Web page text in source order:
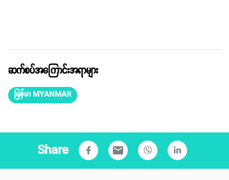
ဆက်စပ်အကြောင်းအရာများ
မြန်မာ MYANMAR
Share email